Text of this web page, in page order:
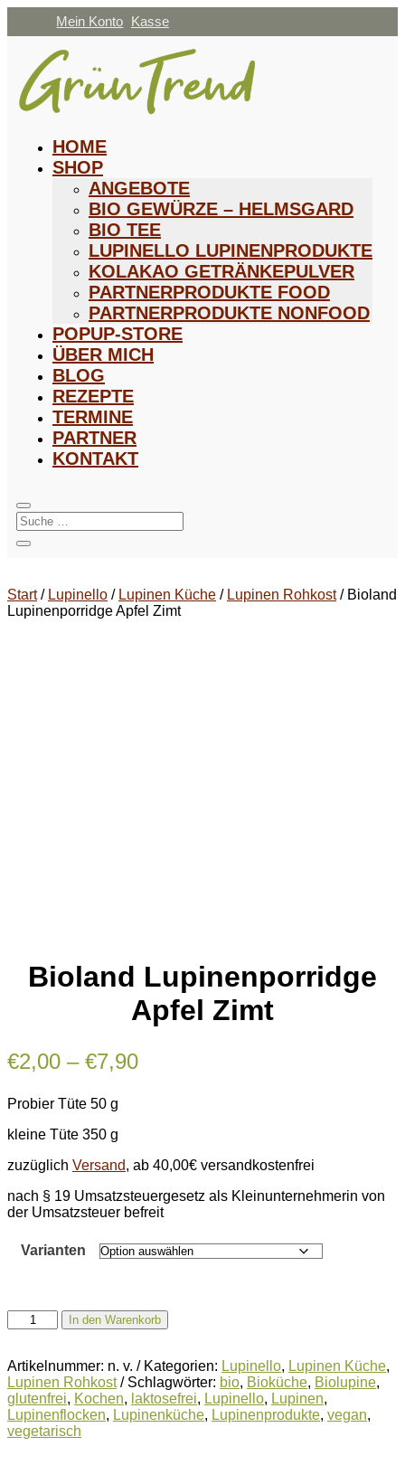
Mein Konto Kasse
HOME
SHOP
ANGEBOTE
BIO GEWÜRZE – HELMSGARD
BIO TEE
LUPINELLO LUPINENPRODUKTE
KOLAKAO GETRÄNKEPULVER
PARTNERPRODUKTE FOOD
PARTNERPRODUKTE NONFOOD
POPUP-STORE
ÜBER MICH
BLOG
REZEPTE
TERMINE
PARTNER
KONTAKT
Start/ Lupinello / Lupinen Küche / Lupinen Rohkost/ Bioland
Lupinenporridge Apfel Zimt
Bioland Lupinenporridge
Apfel Zimt
€2,00 – €7,90Preisspanne:
Probier Tüte 50 g
kleine Tüte 350 g
zuzüglich Versand, ab 40,00€ versandkostenfrei
nach § 19 Umsatzsteuergesetz als Kleinunternehmerin von
der Umsatzsteuer befreit
Varianten
Bioland
Lupinenporridge
Zimt
Menge
In den Warenkorb
Artikelnummer: n. v. Kategorien: Lupinello, Lupinen Küche,
Lupinen Rohkost
Schlagwörter: bio, Bioküche, Biolupine,
glutenfrei, Kochen, laktosefrei, Lupinello, Lupinen,
Lupinenflocken, Lupinenküche, Lupinenprodukte, vegan,
vegetarisch